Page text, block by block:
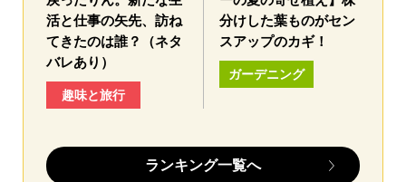
活と仕事の矢先、訪ね
てきたのは誰？（ネタ
バレあり）
趣味と旅行
分けした葉ものがセン
スアップのカギ！
ガーデニング
ランキング一覧へ